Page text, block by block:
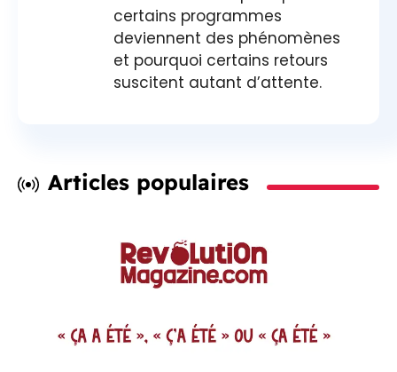
certains programmes
deviennent des phénomènes
et pourquoi certains retours
suscitent autant d’attente.
Articles populaires